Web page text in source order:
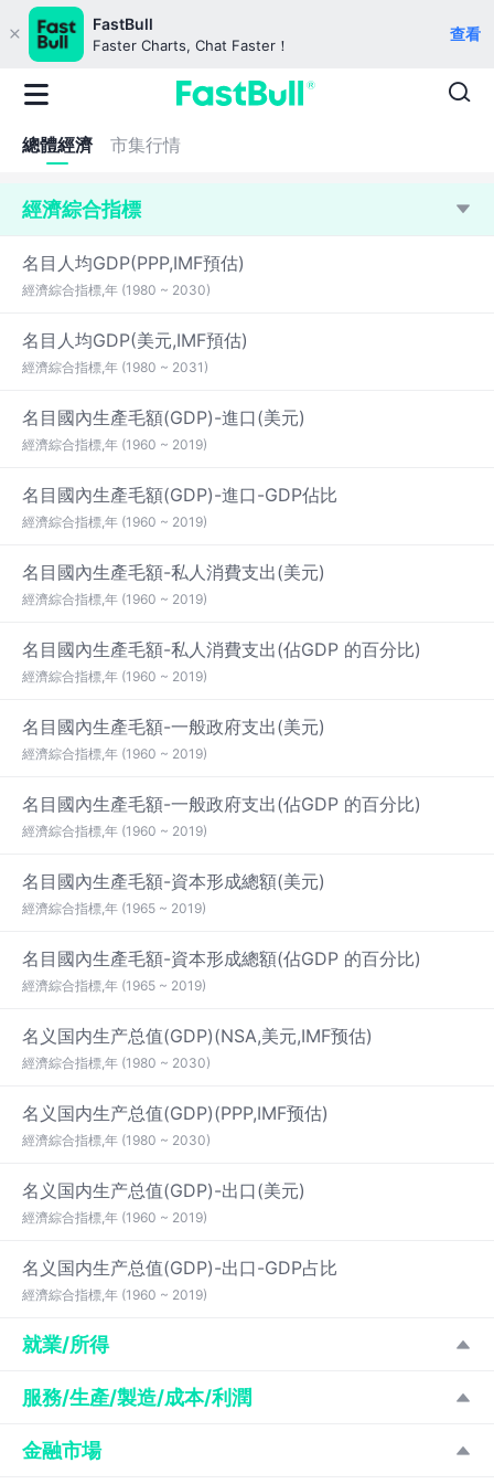
FastBull
Faster Charts, Chat Faster！
查看
總體經濟 市集行情
經濟綜合指標
名目人均GDP(PPP,IMF預估)
經濟綜合指標,年 (1980 ~ 2030)
名目人均GDP(美元,IMF預估)
經濟綜合指標,年 (1980 ~ 2031)
名目國內生產毛額(GDP)-進口(美元)
經濟綜合指標,年 (1960 ~ 2019)
名目國內生產毛額(GDP)-進口-GDP佔比
經濟綜合指標,年 (1960 ~ 2019)
名目國內生產毛額-私人消費支出(美元)
經濟綜合指標,年 (1960 ~ 2019)
名目國內生產毛額-私人消費支出(佔GDP 的百分比)
經濟綜合指標,年 (1960 ~ 2019)
名目國內生產毛額-一般政府支出(美元)
經濟綜合指標,年 (1960 ~ 2019)
名目國內生產毛額-一般政府支出(佔GDP 的百分比)
經濟綜合指標,年 (1960 ~ 2019)
名目國內生產毛額-資本形成總額(美元)
經濟綜合指標,年 (1965 ~ 2019)
名目國內生產毛額-資本形成總額(佔GDP 的百分比)
經濟綜合指標,年 (1965 ~ 2019)
名义国内生产总值(GDP)(NSA,美元,IMF预估)
經濟綜合指標,年 (1980 ~ 2030)
名义国内生产总值(GDP)(PPP,IMF预估)
經濟綜合指標,年 (1980 ~ 2030)
名义国内生产总值(GDP)-出口(美元)
經濟綜合指標,年 (1960 ~ 2019)
名义国内生产总值(GDP)-出口-GDP占比
經濟綜合指標,年 (1960 ~ 2019)
就業/所得
服務/生產/製造/成本/利潤
金融市場